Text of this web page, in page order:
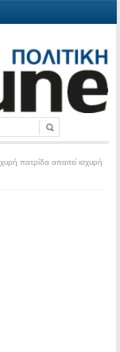
πατρίδα απαιτεί ισχυρή